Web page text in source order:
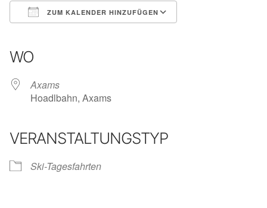
ZUM KALENDER HINZUFÜGEN
WO
Axams
Hoadlbahn, Axams
VERANSTALTUNGSTYP
Ski-Tagesfahrten